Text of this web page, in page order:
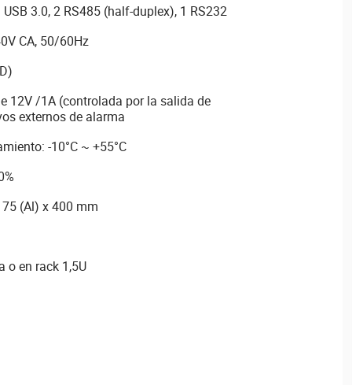
3.0, 2 RS485 (half-duplex), 1 RS232
CA, 50/60Hz
12V /1A (controlada por la salida de
externos de alarma
-10°C ~ +55°C
(Al) x 400 mm
o en rack 1,5U